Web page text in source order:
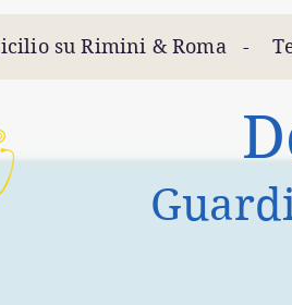
su Rimini & Roma -